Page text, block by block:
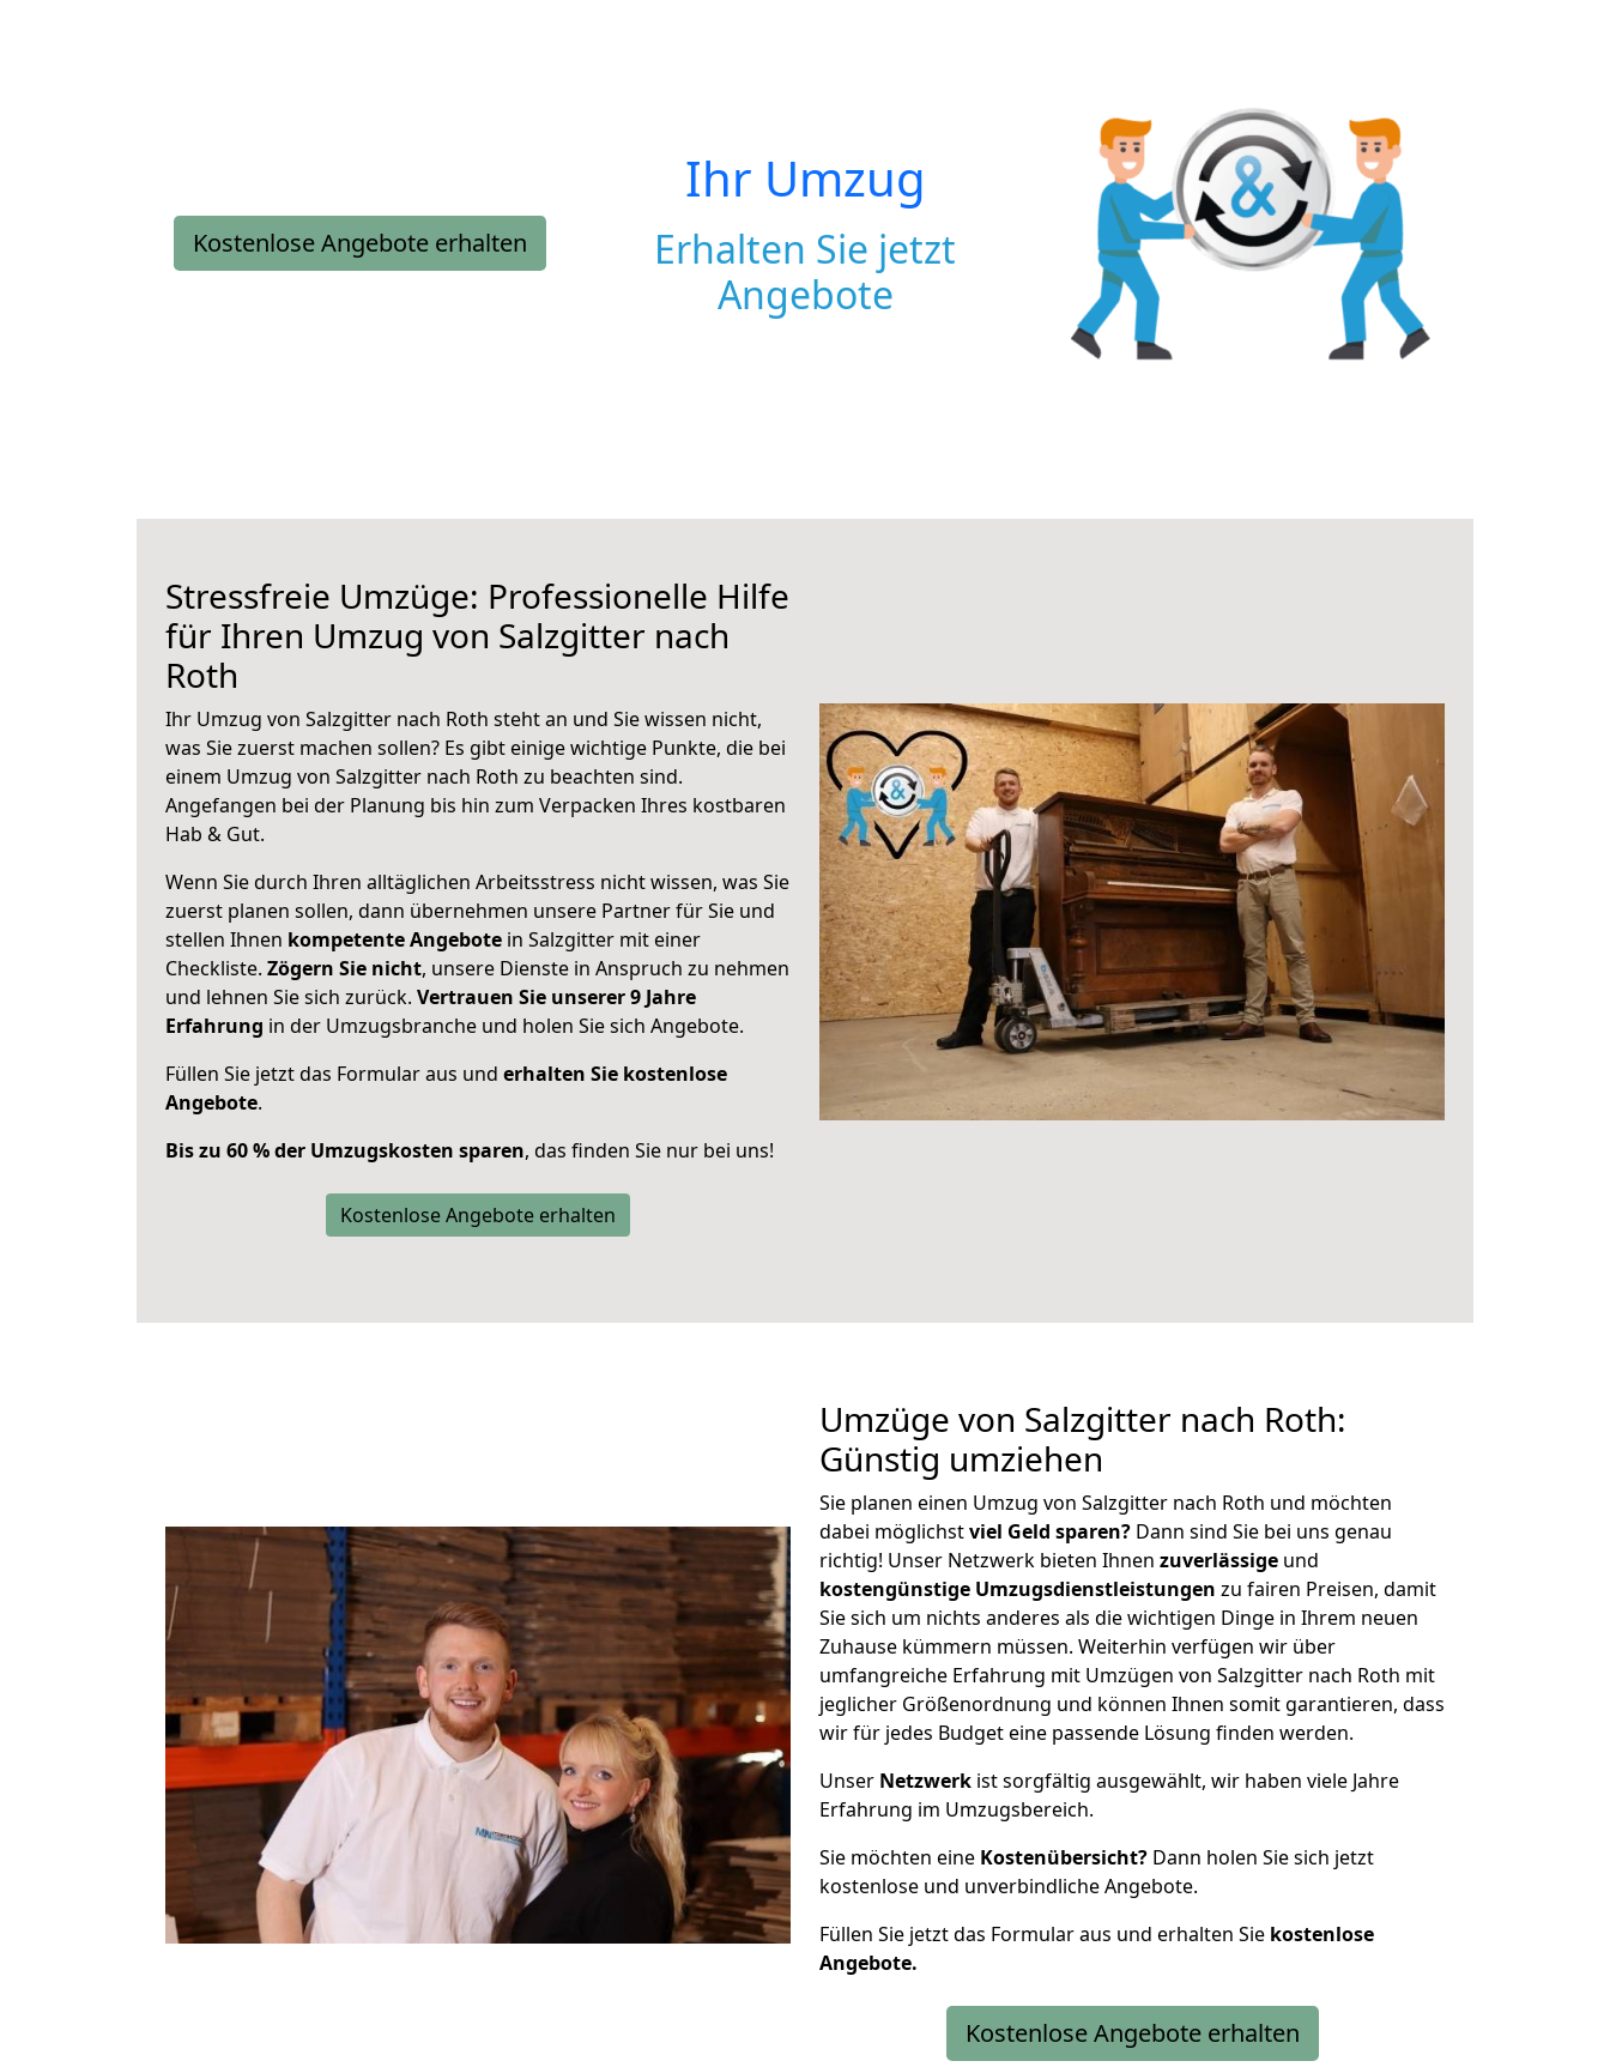
Kostenlose Angebote erhalten
Ihr Umzug
Erhalten Sie jetzt
Angebote
Stressfreie Umzüge: Professionelle Hilfe
für Ihren Umzug von Salzgitter nach
Roth
Ihr Umzug von Salzgitter nach Roth steht an und Sie wissen nicht,
was Sie zuerst machen sollen? Es gibt einige wichtige Punkte, die bei
einem Umzug von Salzgitter nach Roth zu beachten sind.
Angefangen bei der Planung bis hin zum Verpacken Ihres kostbaren
Hab & Gut.
Wenn Sie durch Ihren alltäglichen Arbeitsstress nicht wissen, was Sie
zuerst planen sollen, dann übernehmen unsere Partner für Sie und
stellen Ihnen kompetente Angebote in Salzgitter mit einer
Checkliste. Zögern Sie nicht, unsere Dienste in Anspruch zu nehmen
und lehnen Sie sich zurück. Vertrauen Sie unserer 9 Jahre
Erfahrung in der Umzugsbranche und holen Sie sich Angebote.
Füllen Sie jetzt das Formular aus und erhalten Sie kostenlose
Angebote.
Bis zu 60 % der Umzugskosten sparen, das finden Sie nur bei uns!
Kostenlose Angebote erhalten
Umzüge von Salzgitter nach Roth:
Günstig umziehen
Sie planen einen Umzug von Salzgitter nach Roth und möchten
dabei möglichstviel Geld sparen? Dann sind Sie bei uns genau
richtig! Unser Netzwerk bieten Ihnen zuverlässige und
kostengünstige Umzugsdienstleistungen zu fairen Preisen, damit
Sie sich um nichts anderes als die wichtigen Dinge in Ihrem neuen
Zuhause kümmern müssen. Weiterhin verfügen wir über
umfangreiche Erfahrung mit Umzügen von Salzgitter nach Roth mit
jeglicher Größenordnung und können Ihnen somit garantieren, dass
wir für jedes Budget eine passende Lösung finden werden.
Unser Netzwerk ist sorgfältig ausgewählt, wir haben viele Jahre
Erfahrung im Umzugsbereich.
Sie möchten eine Kostenübersicht? Dann holen Sie sich jetzt
kostenlose und unverbindliche Angebote.
Füllen Sie jetzt das Formular aus und erhalten Sie kostenlose
Angebote.
Kostenlose Angebote erhalten